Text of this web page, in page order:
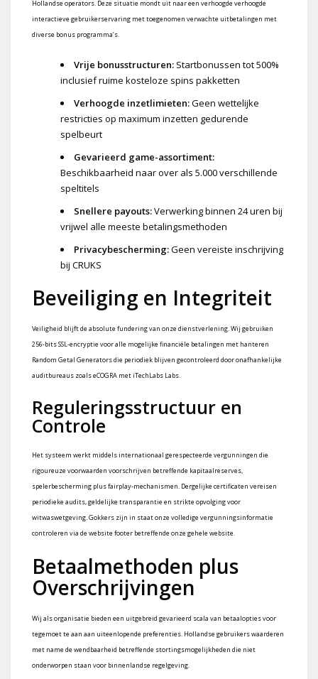
Hollandse operators. Deze situatie mondt uit naar een verhoogde verhoogde
interactieve gebruikerservaring met toegenomen verwachte uitbetalingen met
diverse bonus programma’s.
Vrije bonusstructuren: Startbonussen tot 500%
inclusief ruime kosteloze spins pakketten
Verhoogde inzetlimieten:Geen wettelijke
restricties op maximum inzetten gedurende
spelbeurt
Gevarieerd game-assortiment:
Beschikbaarheid naar over als 5.000 verschillende
speltitels
Snellere payouts:Verwerking binnen 24 uren bij
vrijwel alle meeste betalingsmethoden
Privacybescherming:Geen vereiste inschrijving
bij CRUKS
Beveiliging en Integriteit
Veiligheid blijft de absolute fundering van onze dienstverlening. Wij gebruiken
256-bits SSL-encryptie voor alle mogelijke financiële betalingen met hanteren
Random Getal Generators die periodiek blijven gecontroleerd door onafhankelijke
auditbureaus zoals eCOGRA met iTechLabs Labs.
Reguleringsstructuur en
Controle
Het systeem werkt middels internationaal gerespecteerde vergunningen die
rigoureuze voorwaarden voorschrijven betreffende kapitaalreserves,
spelerbescherming plus fairplay-mechanismen. Dergelijke certificaten vereisen
periodieke audits, geldelijke transparantie en strikte opvolging voor
witwaswetgeving. Gokkers zijn in staat onze volledige vergunningsinformatie
controleren via de website footer betreffende onze gehele website.
Betaalmethoden plus
Overschrijvingen
Wij als organisatie bieden een uitgebreid gevarieerd scala van betaalopties voor
tegemoet te aan aan uiteenlopende preferenties. Hollandse gebruikers waarderen
met name de wendbaarheid betreffende stortingsmogelijkheden die niet
onderworpen staan voor binnenlandse regelgeving.